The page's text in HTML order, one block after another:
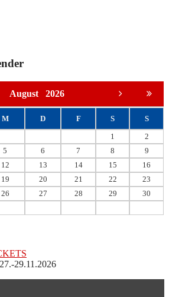
August 2026
M D F S
S
1
2
5 6 7 8
9
12 13 14 15
16
19 20 21 22
23
26 27 28 29
30
29.11.2026